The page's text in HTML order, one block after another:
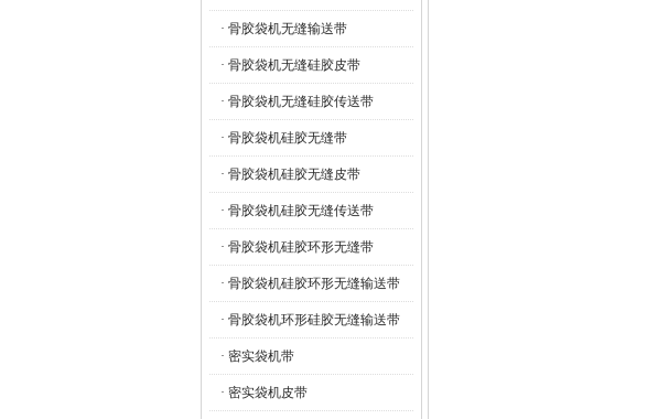
· 骨胶袋机无缝输送带
· 骨胶袋机无缝硅胶皮带
· 骨胶袋机无缝硅胶传送带
· 骨胶袋机硅胶无缝带
· 骨胶袋机硅胶无缝皮带
· 骨胶袋机硅胶无缝传送带
· 骨胶袋机硅胶环形无缝带
· 骨胶袋机硅胶环形无缝输送带
· 骨胶袋机环形硅胶无缝输送带
· 密实袋机带
· 密实袋机皮带